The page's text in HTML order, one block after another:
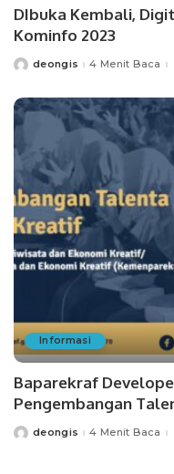
DIbuka Kembali,
Kominfo 2023
Posteddeongis 4 Menit Baca
Informasi
Baparekraf
Pengembangan
Posteddeongis 4 Menit Baca